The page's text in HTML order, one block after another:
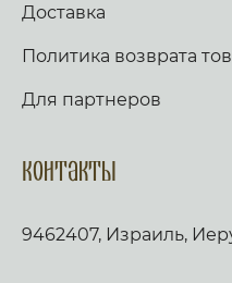
Доставка
Политика возврата
Для партнеров
Контакты
9462407, Израиль,